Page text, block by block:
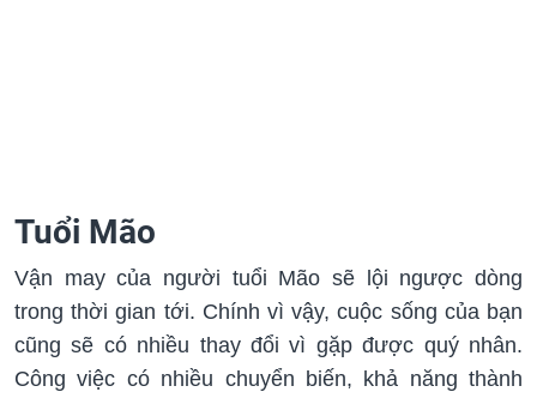
Tuổi Mão
Vận may của người tuổi Mão sẽ lội ngược dòng
trong thời gian tới. Chính vì vậy, cuộc sống của bạn
cũng sẽ có nhiều thay đổi vì gặp được quý nhân.
Công việc có nhiều chuyển biến, khả năng thành